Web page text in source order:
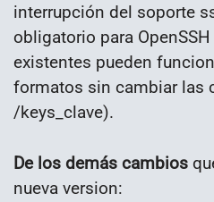
interrupción del soporte
obligatorio para
existentes pueden
formatos sin cambiar las
/keys_clave).
De los demás cambios
nueva version: